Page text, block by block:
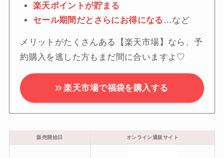
楽天ポイントが貯まる
セール期間だとさらにお得になる …など
メリットがたくさんある【楽天市場】なら、予
約購入を逃した方もまだ間に合いますよ♡
楽天市場で福袋を購入する
販売開始日 オンライン通販サイト